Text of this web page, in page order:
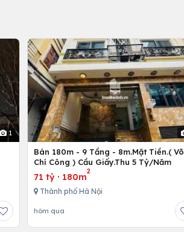
1
Bán 180m - 9 Tầng - 8m.Mặt Tiền.( Võ
Chí Công ) Cầu Giấy.Thu 5 Tỷ/Năm
71 tỷ· 180m
2
Thành phố Hà Nội
hôm qua